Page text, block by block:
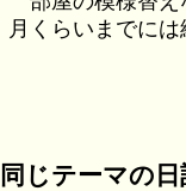
月くらいまでに
同じテーマの